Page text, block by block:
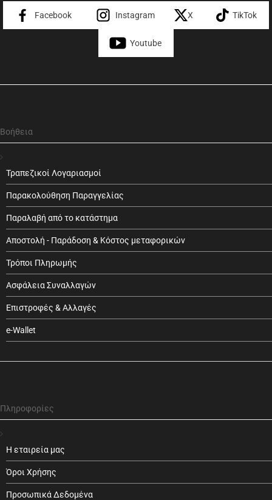
Facebook Instagram X TikTok
Youtube
Βοήθεια
Τραπεζικοί Λογαριασμοί
Παρακολούθηση Παραγγελίας
Παραλαβή από το κατάστημα
Αποστολή - Παράδοση & Κόστος μεταφορικών
Τρόποι Πληρωμής
Ασφάλεια Συναλλαγών
Επιστροφές & Αλλαγές
e-Wallet
Πληροφορίες
Η εταιρεία μας
Όροι Χρήσης
Προσωπικά Δεδομένα